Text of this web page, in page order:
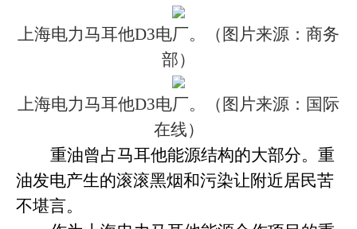
上海电力马耳他D3电厂。（图片来源：商务
部）
上海电力马耳他D3电厂。（图片来源：国际
在线）
重油曾占马耳他能源结构的大部分。重
油发电产生的滚滚黑烟和污染让附近居民苦
不堪言。